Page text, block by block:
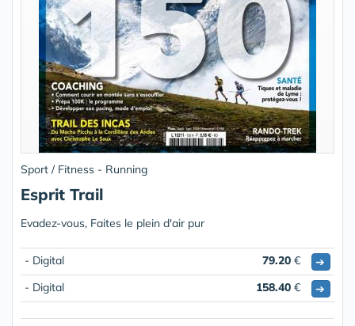
Sport / Fitness - Running
Esprit Trail
Evadez-vous, Faites le plein d'air pur
- Digital 79.20 €
➔
- Digital
158.40 € ➔